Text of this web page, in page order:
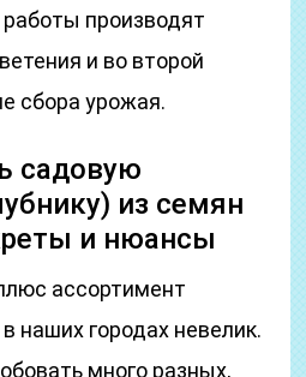
производят
и во второй
сбора урожая.
садовую
из семян
и нюансы
ассортимент
наших городах невелик.
много разных,